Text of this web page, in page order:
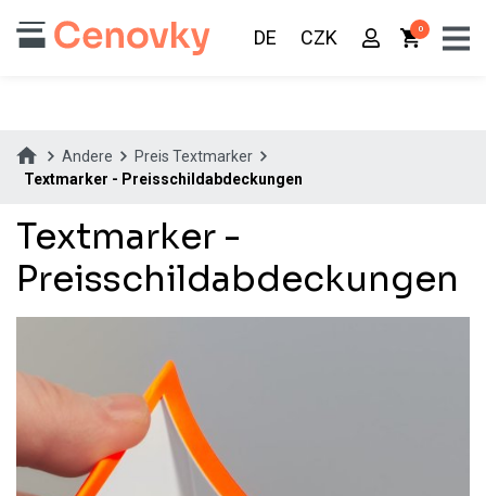
0
DE CZK
Andere
Preis Textmarker
Textmarker - Preisschildabdeckungen
Textmarker -
Preisschildabdeckungen